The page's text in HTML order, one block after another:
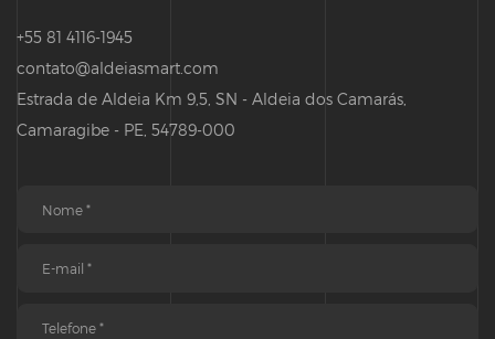
+55 81 4116-1945
contato@aldeiasmart.com
Estrada de Aldeia Km 9,5, SN - Aldeia dos Camarás,
Camaragibe - PE, 54789-000